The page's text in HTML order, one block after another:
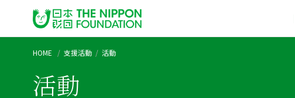
HOME 支援活動 活動
活動